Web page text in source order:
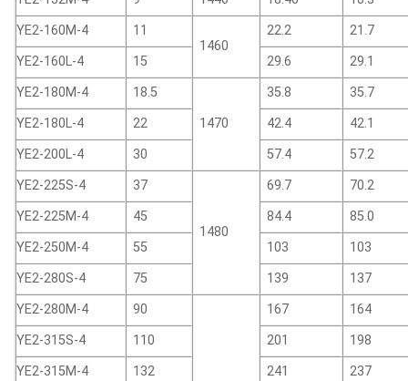
YE2-160M-4
11
1460
22.2
21.7
YE2-160L-4
15 29.6
29.1
YE2-180M-4
18.5
1470
35.8
35.7
YE2-180L-4
22 42.4
42.1
YE2-200L-4
30 57.4
57.2
YE2-225S-4
37
1480
69.7
70.2
YE2-225M-4
45 84.4
85.0
YE2-250M-4
55 103
103
YE2-280S-4
75 139
137
YE2-280M-4
90 167
164
YE2-315S-4
110 201
198
YE2-315M-4
132 241
237